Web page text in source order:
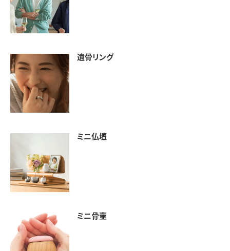
遺骨リング
ミニ仏壇
ミニ骨壷